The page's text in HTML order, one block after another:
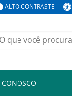
ALTO CONTRASTE
Buscar
CONOSCO